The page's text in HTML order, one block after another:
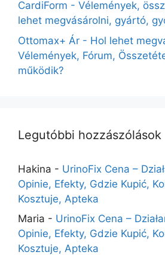
CardiForm - Vélemények,
lehet megvásárolni, gyártó,
Ottomax+ Ár - Hol lehet
Vélemények, Fórum,
működik?
Legutóbbi hozzászólások
Hakina - UrinoFix Cena –
Opinie, Efekty, Gdzie Kupić,
Kosztuje, Apteka
Maria - UrinoFix Cena –
Opinie, Efekty, Gdzie Kupić,
Kosztuje, Apteka